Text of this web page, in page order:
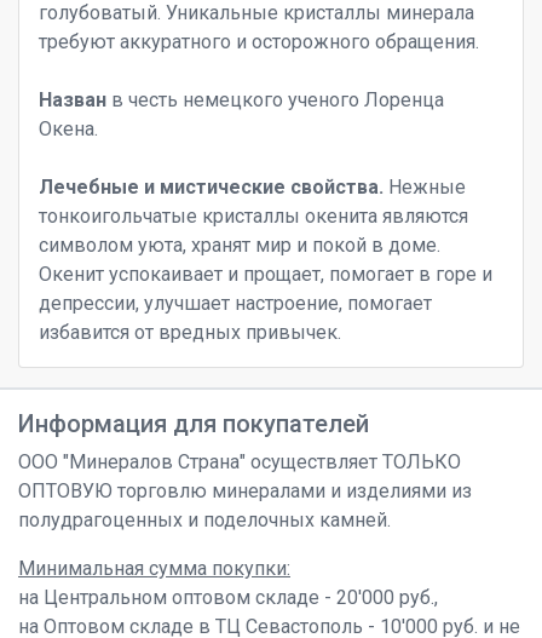
голубоватый. Уникальные кристаллы минерала
требуют аккуратного и осторожного обращения.
Назван в честь немецкого ученого Лоренца
Окена.
Лечебные и мистические свойства. Нежные
тонкоигольчатые кристаллы окенита являются
символом уюта, хранят мир и покой в доме.
Окенит успокаивает и прощает, помогает в горе и
депрессии, улучшает настроение, помогает
избавится от вредных привычек.
Информация для покупателей
ООО "Минералов Страна" осуществляет ТОЛЬКО
ОПТОВУЮ торговлю минералами и изделиями из
полудрагоценных и поделочных камней.
Минимальная сумма покупки:
на Центральном оптовом складе - 20'000 руб.,
на Оптовом складе в ТЦ Севастополь - 10'000 руб. и не